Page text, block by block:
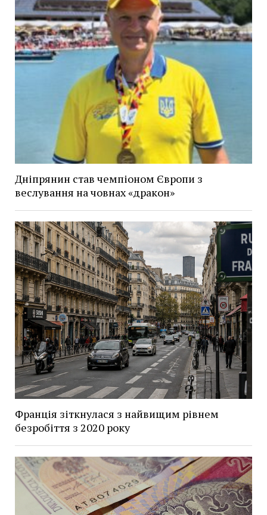
Дніпрянин став чемпіоном Європи з
веслування на човнах «дракон»
Франція зіткнулася з найвищим рівнем
безробіття з 2020 року